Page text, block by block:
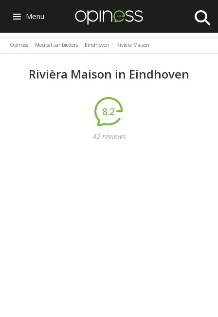
Menu
Opiness Meubel aanbieders Eindhoven Rivièra Maison
Rivièra Maison in Eindhoven
8.2
42 reviews